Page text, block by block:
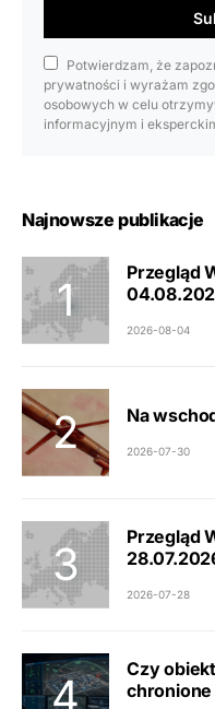
Potwierdzam, że
prywatności i wyrażam
osobowych w celu
informacyjnym i
Najnowsze publikacje
Przegląd
2026-08-04
Na
2026-07-30
Przegląd
2026-07-28
Czy